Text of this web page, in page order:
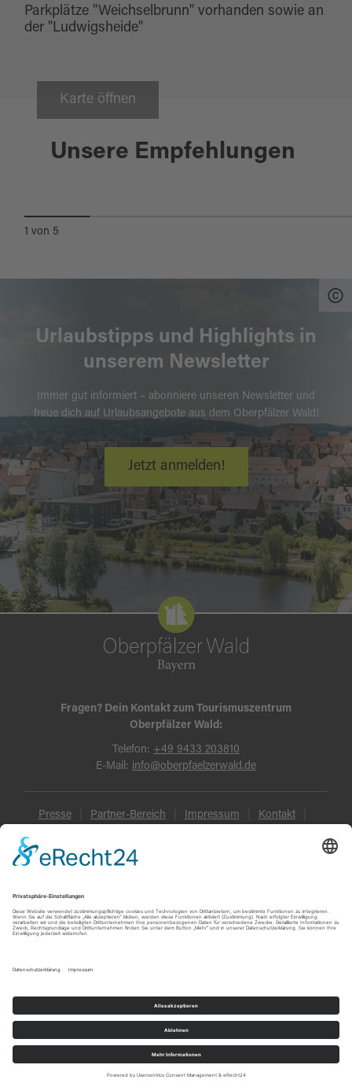
Parkplätze "Weichselbrunn" vorhanden sowie an
der "Ludwigsheide"
Karte öffnen
Unsere Empfehlungen
Bodenwöhr 08.08.2026
1 von 5
Urlaubstipps und Highlights in
unserem Newsletter
Immer gut informiert – abonniere unseren Newsletter und
freue dich auf Urlaubsangebote aus dem Oberpfälzer Wald!
Jetzt anmelden!
Fragen? Dein Kontakt zum Tourismuszentrum
Oberpfälzer Wald:
Telefon: +49 9433 203810
E-Mail: info@oberpfaelzerwald.de
Presse Partner-Bereich Impressum Kontakt
Datenschutz
© Oberpfälzer Wald 2026
Erlebnisse